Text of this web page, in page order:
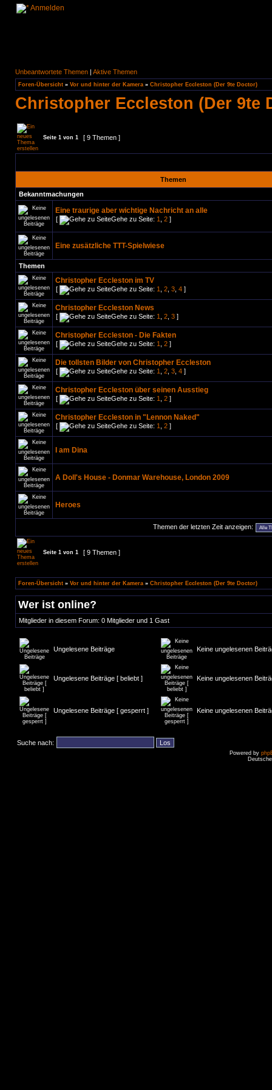
Anmelden
Unbeantwortete Themen | Aktive Themen
Foren-Übersicht » Vor und hinter der Kamera » Christopher Eccleston (Der 9te Doctor)
Christopher Eccleston (Der 9te
Seite 1 von 1 [ 9 Themen ]
Themen
Bekanntmachungen
Eine traurige aber wichtige Nachricht an alle
[ Gehe zu Seite: 1 2 ]
Eine zusätzliche TTT-Spielwiese
Themen
Christopher Eccleston im TV
[ Gehe zu Seite: 1 2 3 4 ]
Christopher Eccleston News
[ Gehe zu Seite: 1 2 3 ]
Christopher Eccleston - Die Fakten
[ Gehe zu Seite: 1 2 ]
Die tollsten Bilder von Christopher Eccleston
[ Gehe zu Seite: 1 2 3 4 ]
Christopher Eccleston über seinen Ausstieg
[ Gehe zu Seite: 1 2 ]
Christopher Eccleston in "Lennon Naked"
[ Gehe zu Seite: 1 2 ]
I am Dina
A Doll's House - Donmar Warehouse, London 2009
Heroes
Themen der letzten Zeit anzeigen:
Seite 1 von 1 [ 9 Themen ]
Foren-Übersicht » Vor und hinter der Kamera » Christopher Eccleston (Der 9te Doctor)
Wer ist online?
Mitglieder in diesem Forum: 0 Mitglieder und 1 Gast
Ungelesene Beiträge Keine ungelesenen
Ungelesene Beiträge [ beliebt ] Keine ungelesenen
Ungelesene Beiträge [ gesperrt ] Keine ungelesenen
Suche nach:
Powered by